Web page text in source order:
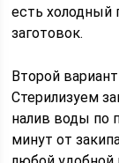
есть холодный
заготовок.
Второй
Стерилизуем
налив воды по
минут от